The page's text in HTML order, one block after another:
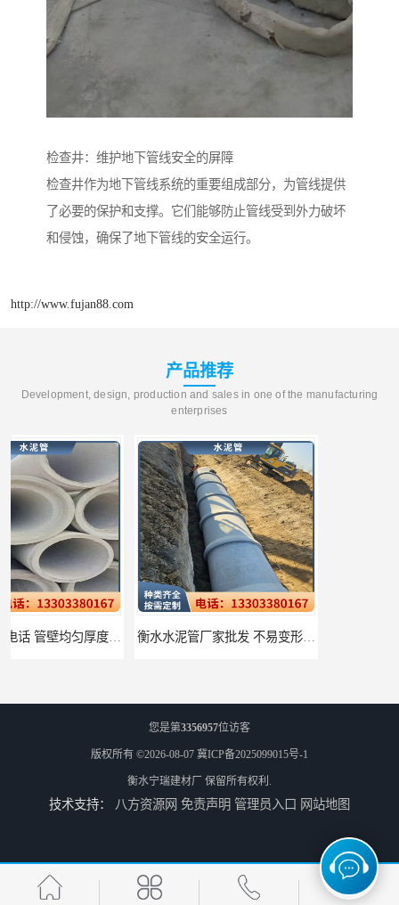
检查井：维护地下管线安全的屏障
检查井作为地下管线系统的重要组成部分，为管线提供
了必要的保护和支撑。它们能够防止管线受到外力破坏
和侵蚀，确保了地下管线的安全运行。
http://www.fujan88.com
产品推荐
Development, design, production and sales in one of the manufacturing
enterprises
衡水水泥管厂家批发 不易变形结构稳定
邢台预制检查井批发 检修井 有效引导分流雨水 唐山检查井厂家批发 检测井 结构简单易于安装
您是第3356957位访客
版权所有 ©2026-08-07 冀ICP备2025099015号-1
衡水宁瑞建材厂 保留所有权利.
技术支持： 八方资源网 免责声明 管理员入口 网站地图